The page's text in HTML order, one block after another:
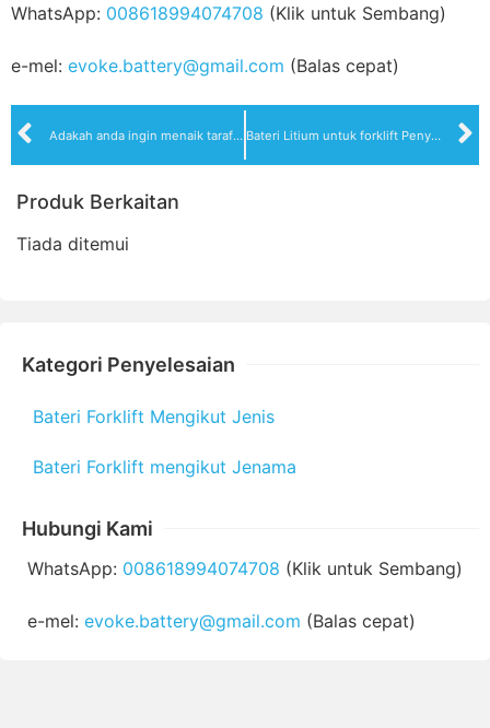
WhatsApp: 008618994074708 (Klik untuk Sembang)
e-mel: evoke.battery@gmail.com (Balas cepat)
Adakah anda ingin menaik taraf bateri penumpuk walkie anda? Kami boleh menyesuaikannya untuk anda. Bateri Litium untuk forklift Penyusun Walkie Elektrik atau Penyusun Pallet
Produk Berkaitan
Tiada ditemui
Kategori Penyelesaian
Bateri Forklift Mengikut Jenis
Bateri Forklift mengikut Jenama
Hubungi Kami
WhatsApp: 008618994074708 (Klik untuk Sembang)
e-mel: evoke.battery@gmail.com (Balas cepat)